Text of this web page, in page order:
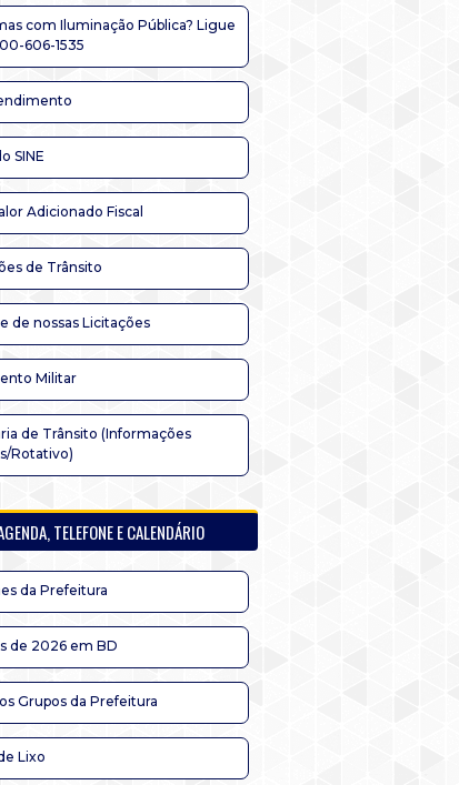
com Iluminação Pública? Ligue
606-1535
SINE
Adicionado Fiscal
de Trânsito
de nossas Licitações
Militar
de Trânsito (Informações
Rotativo)
TELEFONE E CALENDÁRIO
da Prefeitura
de 2026 em BD
Grupos da Prefeitura
Lixo